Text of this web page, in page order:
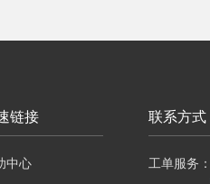
链接
中心
联系方式
工单服务：